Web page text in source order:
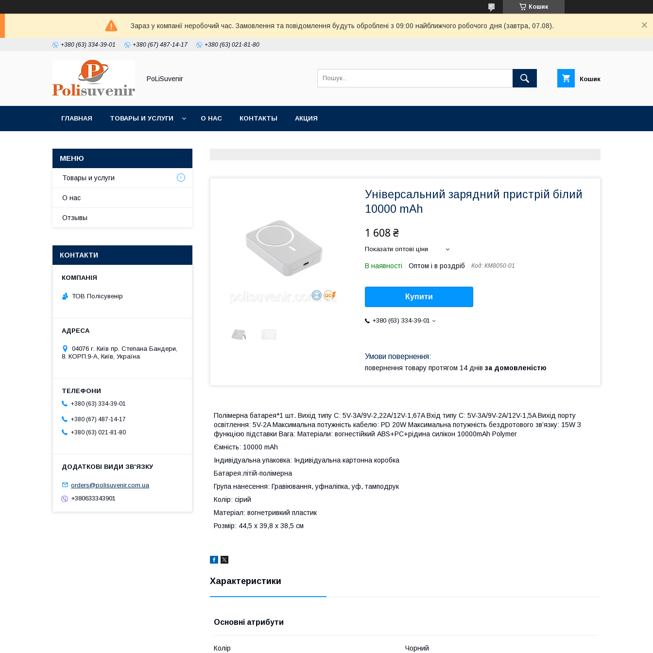
Кошик
Зараз у компанії неробочий час. Замовлення та повідомлення будуть оброблені з 09:00 найближчого робочого дня (завтра, 07.08).
+380 (63) 334-39-01 +380 (67) 487-14-17 +380 (63) 021-81-80
PoLiSuvenir Кошик
ГЛАВНАЯ ТОВАРЫ И УСЛУГИ О НАС КОНТАКТЫ АКЦИЯ
Універсальний зарядний пристрій білий
10000 mAh
1 608 ₴
Показати оптові ціни
В наявності Оптом і в роздріб Код: КМ8050-01
Купити
+380 (63) 334-39-01
повернення товару протягом 14 днів за домовленістю
Полімерна батарея*1 шт. Вихід типу C: 5V-3A/9V-2,22A/12V-1,67A Вхід типу C: 5V-3A/9V-2A/12V-1,5A Вихід порту
освітлення: 5V-2A Максимальна потужність кабелю: PD 20W Максимальна потужність бездротового зв’язку: 15W З
функцією підставки Вага: Матеріали: вогнестійкий ABS+PC+рідина силікон 10000mAh Polymer
Ємність: 10000 mAh
Індивідуальна упаковка: Індивідуальна картонна коробка
Батарея:літій-полімерна
Група нанесення: Гравіювання, уфналіпка, уф, тамподрук
Колір: сірий
Матеріал: вогнетривкий пластик
Розмір: 44,5 х 39,8 х 38,5 см
Характеристики
Основні атрибути
Колір Чорний
Товары и услуги
О нас
Отзывы
КОНТАКТИ
ТОВ Полісувенір
04076 г. Київ пр. Степана Бандери,
8. КОРП.9-А, Київ, Україна
+380 (63) 334-39-01
+380 (67) 487-14-17
+380 (63) 021-81-80
orders@polisuvenir.com.ua
+380633343901